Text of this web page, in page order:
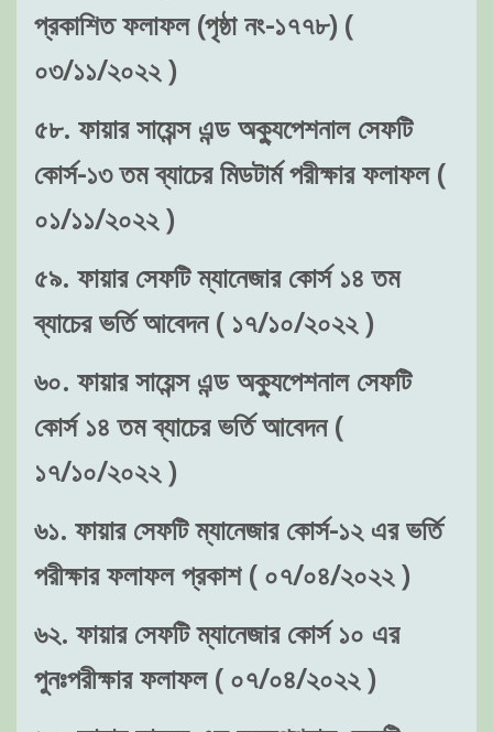
প্রকাশিত ফলাফল (পৃষ্ঠা নং-১৭৭৮) (
০৩/১১/২০২২ )
৫৮. ফায়ার সায়েন্স এন্ড অক্যুপেশনাল সেফটি
কোর্স-১৩ তম ব্যাচের মিডটার্ম পরীক্ষার ফলাফল (
০১/১১/২০২২ )
৫৯. ফায়ার সেফটি ম্যানেজার কোর্স ১৪ তম
ব্যাচের ভর্তি আবেদন ( ১৭/১০/২০২২ )
৬০. ফায়ার সায়েন্স এন্ড অক্যুপেশনাল সেফটি
কোর্স ১৪ তম ব্যাচের ভর্তি আবেদন (
১৭/১০/২০২২ )
৬১. ফায়ার সেফটি ম্যানেজার কোর্স-১২ এর ভর্তি
পরীক্ষার ফলাফল প্রকাশ ( ০৭/০৪/২০২২ )
৬২. ফায়ার সেফটি ম্যানেজার কোর্স ১০ এর
পুনঃপরীক্ষার ফলাফল ( ০৭/০৪/২০২২ )